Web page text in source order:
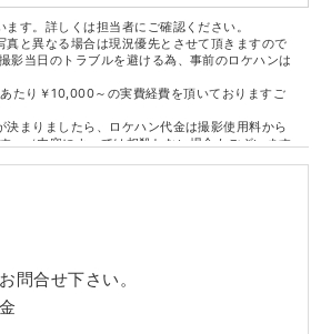
す。詳しくは担当者にご確認ください。
真と異なる場合は現況優先とさせて頂きますので
影当日のトラブルを避ける為、事前のロケハンは
たり￥10,000～の実費経費を頂いておりますご
決まりましたら、ロケハン代金は撮影使用料から
。（内容によっては相殺しない場合もございます
装・家具・備品等の破損や汚損につきましては、
業に支障がでた場合、その休業補償も併せて請求
問合せ下さい。